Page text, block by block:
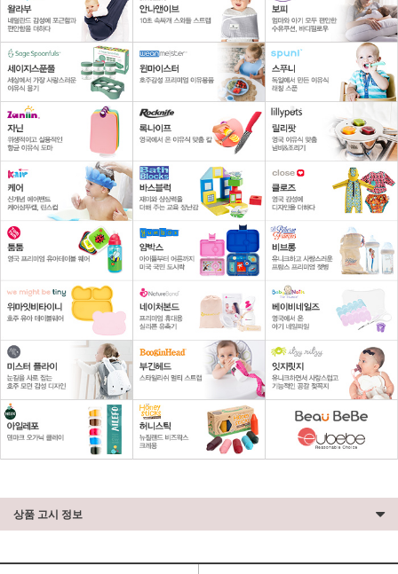
상품 고시 정보